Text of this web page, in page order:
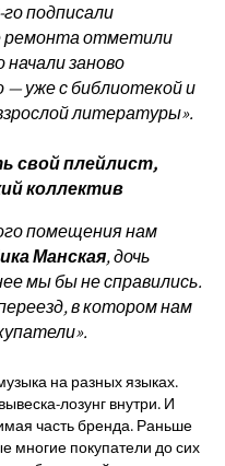
подписали
ремонта отметили
заново
уже с библиотекой и
литературы».
свой плейлист,
коллектив
помещения нам
Манская, дочь
мы бы не справились.
в котором нам
на разных языках.
лозунг внутри. И
часть бренда. Раньше
многие покупатели до сих